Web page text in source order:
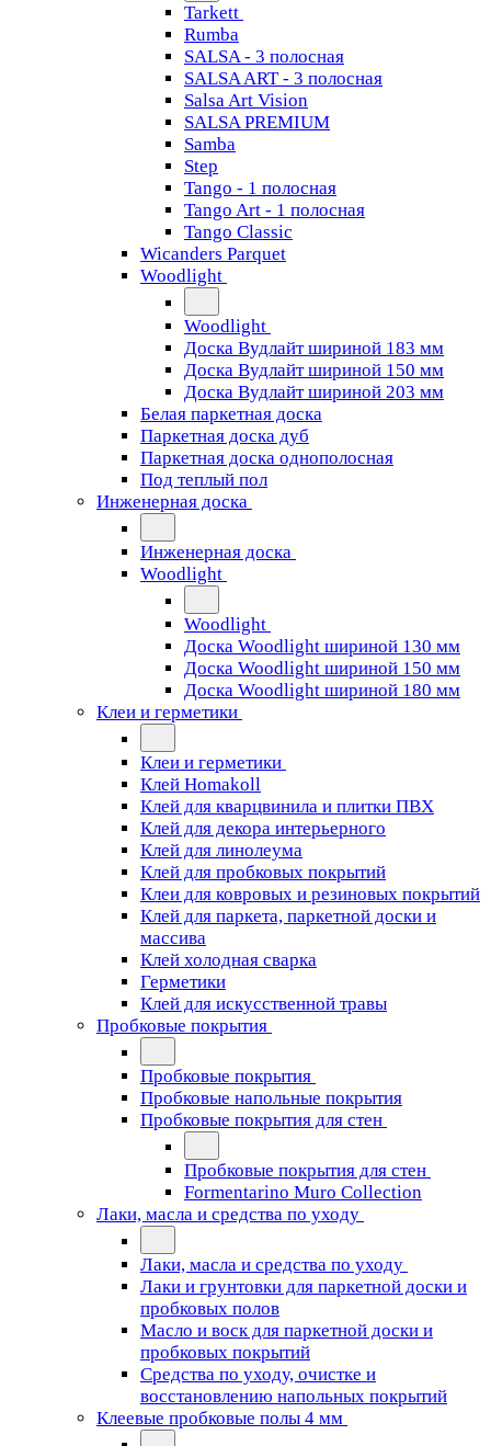
Tarkett
Rumba
SALSA - 3 полосная
SALSA ART - 3 полосная
Salsa Art Vision
SALSA PREMIUM
Samba
Step
Tango - 1 полосная
Tango Art - 1 полосная
Tango Classiс
Wicanders Parquet
Woodlight
Woodlight
Доска Вудлайт шириной 183 мм
Доска Вудлайт шириной 150 мм
Доска Вудлайт шириной 203 мм
Белая паркетная доска
Паркетная доска дуб
Паркетная доска однополосная
Под теплый пол
Инженерная доска
Инженерная доска
Woodlight
Woodlight
Доска Woodlight шириной 130 мм
Доска Woodlight шириной 150 мм
Доска Woodlight шириной 180 мм
Клеи и герметики
Клеи и герметики
Клей Homakoll
Клей для кварцвинила и плитки ПВХ
Клей для декора интерьерного
Клей для линолеума
Клей для пробковых покрытий
Клеи для ковровых и резиновых покрытий
Клей для паркета, паркетной доски и
массива
Клей холодная сварка
Герметики
Клей для искусственной травы
Пробковые покрытия
Пробковые покрытия
Пробковые напольные покрытия
Пробковые покрытия для стен
Пробковые покрытия для стен
Formentarino Muro Collection
Лаки, масла и средства по уходу
Лаки, масла и средства по уходу
Лаки и грунтовки для паркетной доски и
пробковых полов
Масло и воск для паркетной доски и
пробковых покрытий
Средства по уходу, очистке и
восстановлению напольных покрытий
Клеевые пробковые полы 4 мм